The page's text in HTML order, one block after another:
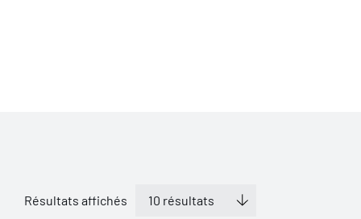
Résultats affichés